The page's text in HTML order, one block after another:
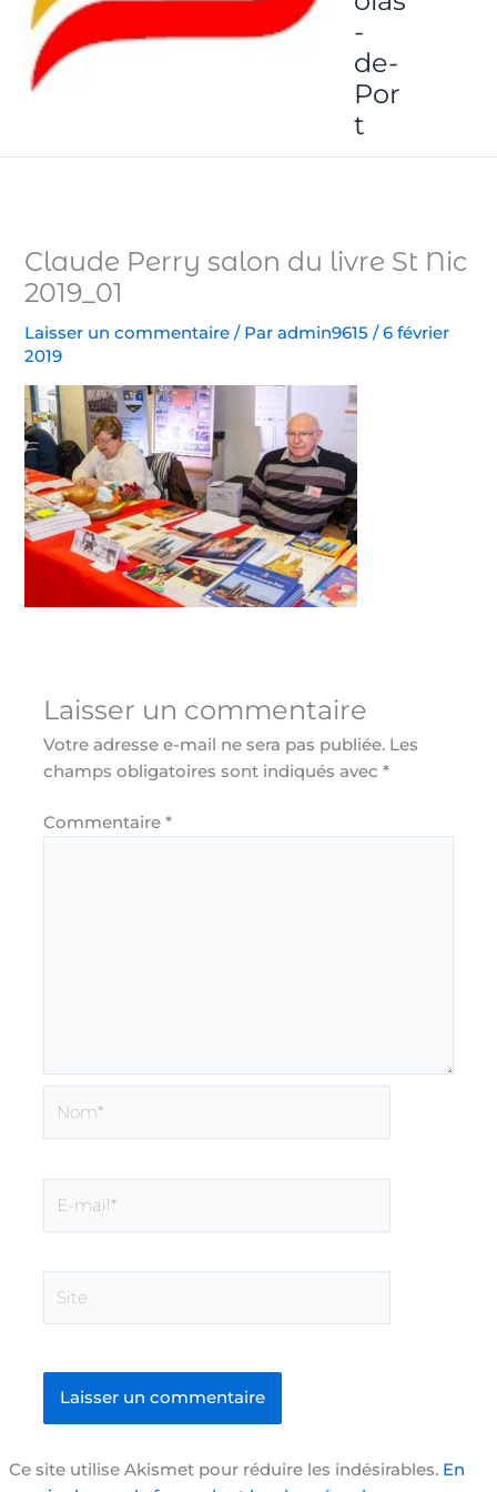
-
de-
Por
t
Claude Perry salon du livre St Nic
2019_01
Laisser un commentaire / Paradmin9615/6 février
2019
Laisser un commentaire
Votre adresse e-mail ne sera pas publiée. Les
champs obligatoires sont indiqués avec*
Commentaire*
mail*
Ce site utilise Akismet pour réduire les indésirables. En